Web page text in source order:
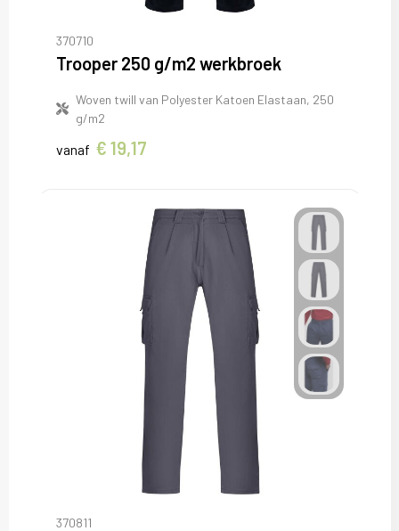
370710
Trooper 250 g/m2 werkbroek
Woven twill van Polyester Katoen Elastaan, 250
g/m2
vanaf € 19,17
370811